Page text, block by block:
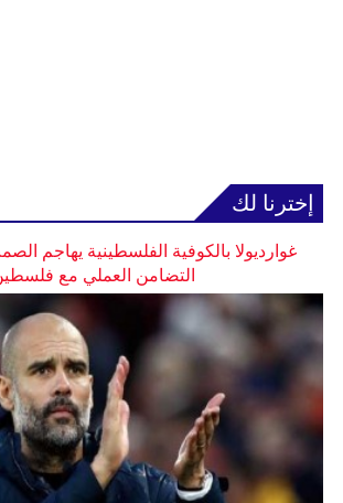
إخترنا لك
غوارديولا بالكوفية الفلسطينية يهاجم
التضامن العملي مع